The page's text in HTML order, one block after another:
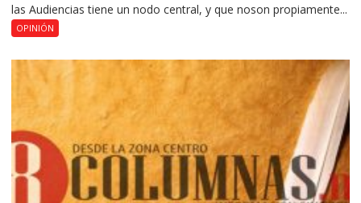
las Audiencias tiene un nodo central, y que noson propiamente...
OPINIÓN